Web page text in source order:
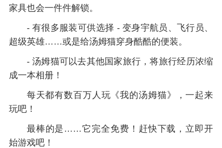
家具也会一件件解锁。
- 有很多服装可供选择 - 变身宇航员、飞行员、
超级英雄……或是给汤姆猫穿身酷酷的便装。
- 汤姆猫可以去其他国家旅行，将旅行经历浓缩
成一本相册！
每天都有数百万人玩《我的汤姆猫》，一起来
玩吧！
最棒的是……它完全免费！赶快下载，立即开
始游戏吧！